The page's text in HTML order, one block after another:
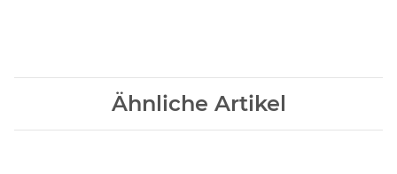
Ähnliche Artikel